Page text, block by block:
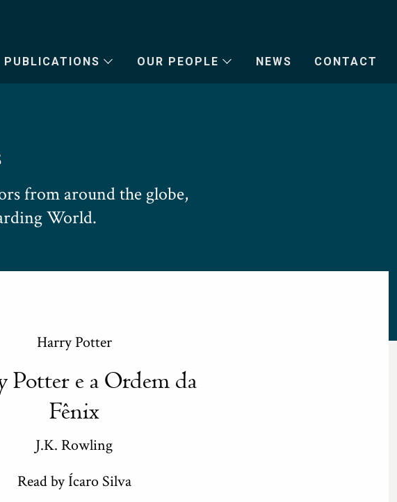
PUBLICATIONS OUR PEOPLE NEWS CONTACT
from around the globe,
World.
Harry Potter
Potter e a Ordem da
Fênix
J.K. Rowling
Read by Ícaro Silva